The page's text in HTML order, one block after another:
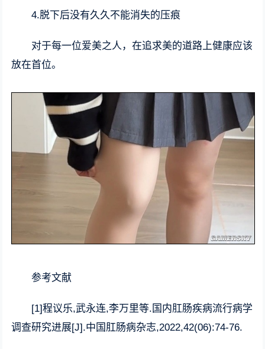
4.脱下后没有久久不能消失的压痕
对于每一位爱美之人，在追求美的道路上健康应该
放在首位。
参考文献
[1]程议乐,武永连,李万里等.国内肛肠疾病流行病学
调查研究进展[J].中国肛肠病杂志,2022,42(06):74-76.